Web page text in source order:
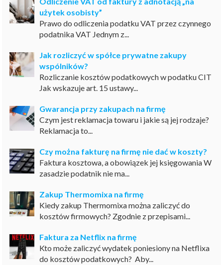
użytek osobisty”
Prawo do odliczenia podatku VAT przez czynnego
podatnika VAT Jednym z...
Jak rozliczyć w spółce prywatne zakupy
wspólników?
Rozliczanie kosztów podatkowych w podatku CIT
Jak wskazuje art. 15 ustawy...
Gwarancja przy zakupach na firmę
Czym jest reklamacja towaru i jakie są jej rodzaje?
Reklamacja to...
Czy można fakturę na firmę nie dać w koszty?
Faktura kosztowa, a obowiązek jej księgowania W
zasadzie podatnik nie ma...
Zakup Thermomixa na firmę
Kiedy zakup Thermomixa można zaliczyć do
kosztów firmowych? Zgodnie z przepisami...
Faktura za Netflix na firmę
Kto może zaliczyć wydatek poniesiony na Netflixa
do kosztów podatkowych? Aby...